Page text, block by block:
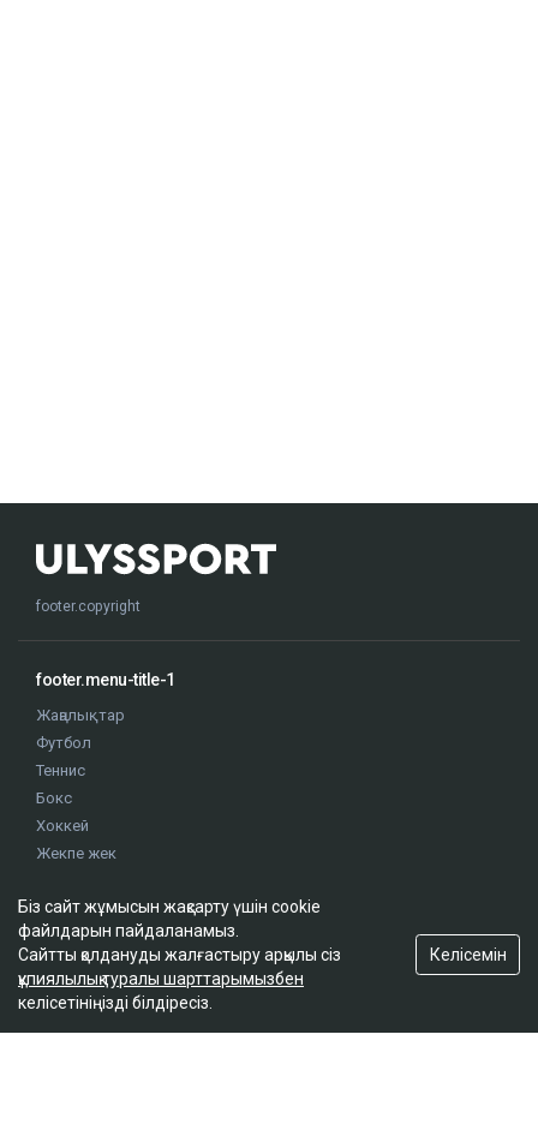
footer.copyright
footer.menu-title-1
Жаңалықтар
Футбол
Теннис
Бокс
Хоккей
Жекпе жек
Олимпиада
footer.menu-title-2
О проекте
Біз сайт жұмысын жақсарту үшін cookie
файлдарын пайдаланамыз.
Сайтты қолдануды жалғастыру арқылы сіз
құпиялылық туралы шарттарымызбен
келісетініңізді білдіресіз.
Келісемін